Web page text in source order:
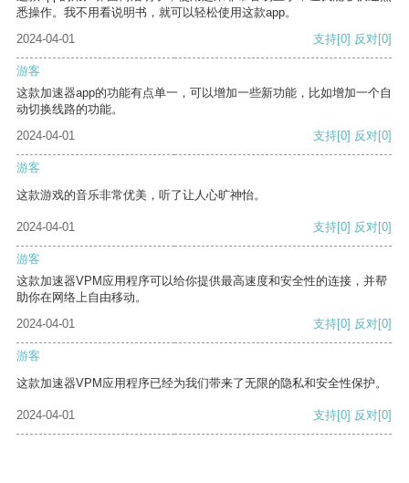
悉操作。我不用看说明书，就可以轻松使用这款app。
2024-04-01
支持[0] 反对[0]
游客
这款加速器app的功能有点单一，可以增加一些新功能，比如增加一个自
动切换线路的功能。
2024-04-01
支持[0] 反对[0]
游客
这款游戏的音乐非常优美，听了让人心旷神怡。
2024-04-01 支持[0] 反对[0]
游客
这款加速器VPM应用程序可以给你提供最高速度和安全性的连接，并帮
助你在网络上自由移动。
2024-04-01
支持[0] 反对[0]
游客
这款加速器VPM应用程序已经为我们带来了无限的隐私和安全性保护。
2024-04-01 支持[0] 反对[0]